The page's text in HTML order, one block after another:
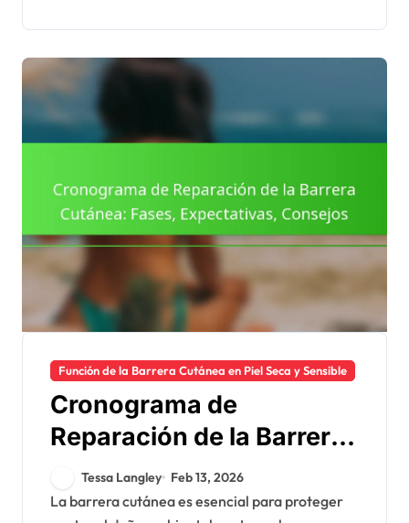
Función de la Barrera Cutánea en Piel Seca y Sensible
Cronograma de
Reparación de la Barrera
Cutánea: Fases,
Expectativas, Consejos
Tessa Langley Feb 13, 2026
La barrera cutánea es esencial para proteger